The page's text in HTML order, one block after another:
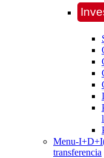
Menu-
transferencia